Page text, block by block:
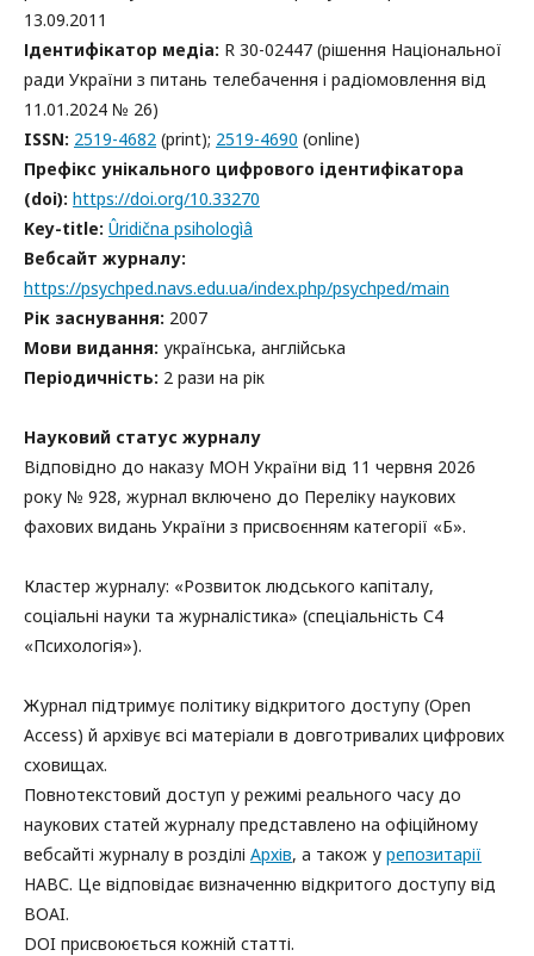
13.09.2011
Ідентифікатор медіа: R 30-02447 (рішення Національної
ради України з питань телебачення і радіомовлення від
11.01.2024 № 26)
ISSN: 2519-4682 (print); 2519-4690 (online)
Префікс унікального цифрового ідентифікатора
(doi): https://doi.org/10.33270
Key-title: Ûridična psihologìâ
Вебсайт журналу:
https://psychped.navs.edu.ua/index.php/psychped/main
Рік заснування: 2007
Мови видання: українська, англійська
Періодичність: 2 рази на рік
Науковий статус журналу
Відповідно до наказу МОН України від 11 червня 2026
року № 928, журнал включено до Переліку наукових
фахових видань України з присвоєнням категорії «Б».
Кластер журналу: «Розвиток людського капіталу,
соціальні науки та журналістика» (спеціальність С4
«Психологія»).
Журнал підтримує політику відкритого доступу (Open
Access) й архівує всі матеріали в довготривалих цифрових
сховищах.
Повнотекстовий доступ у режимі реального часу до
наукових статей журналу представлено на офіційному
вебсайті журналу в розділі Архів, а також у репозитарії
НАВС. Це відповідає визначенню відкритого доступу від
BOAI.
DOI присвоюється кожній статті.